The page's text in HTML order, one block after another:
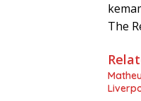
The